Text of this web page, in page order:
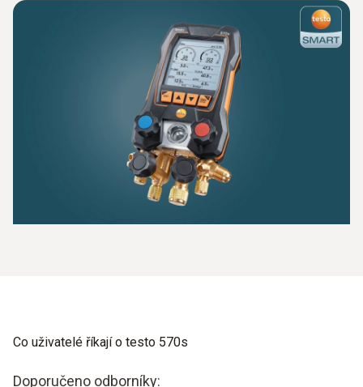
Co uživatelé říkají o testo 570s
Doporučeno odborníky: